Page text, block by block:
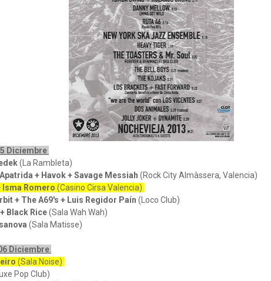
Diciembre
(La Rambleta)
+ Havok + Savage Messiah (Rock City Almàssera, Valencia)
Isma Romero (Casino Cirsa Valencia)
+ The A69's + Luis Regidor Paín (Loco Club)
Black Rice(Sala Wah Wah)
(Sala Matisse)
Diciembre
(Sala Noise)
Pop Club)